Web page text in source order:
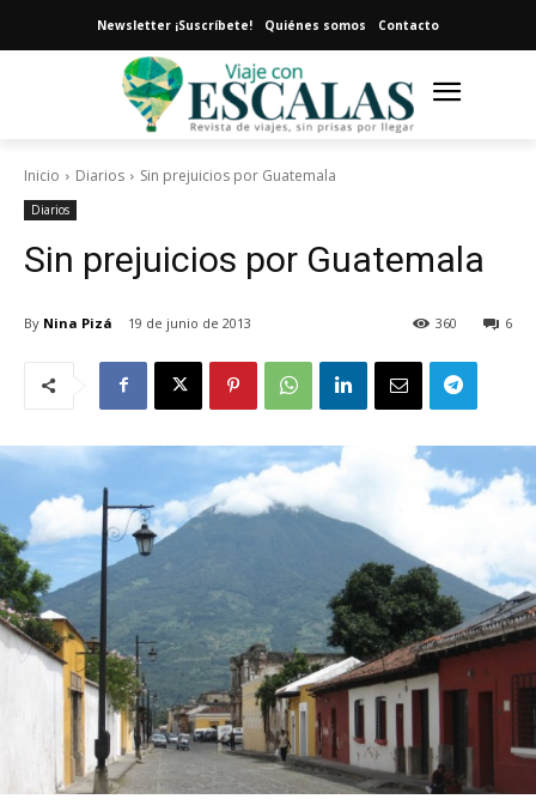
Newsletter ¡Suscríbete! Quiénes somos Contacto
Inicio Diarios Sin prejuicios por Guatemala
Diarios
Sin prejuicios por Guatemala
By Nina Pizá 19 de junio de 2013 6
360